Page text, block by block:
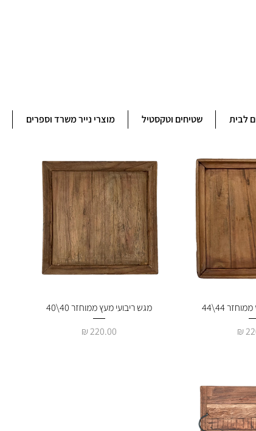
לבית שטיחים וטקסטיל מוצרי נייר משרד וספרים
מהירה44\44
תצוגה מהירה
מגש ריבועי מעץ ממוחזר 40\40
מחיר